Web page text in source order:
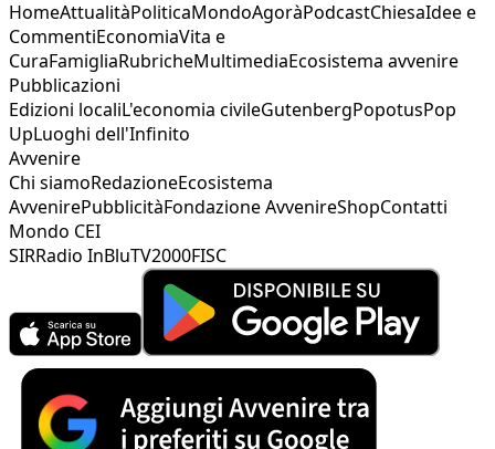
HomeAttualitàPoliticaMondoAgoràPodcastChiesaIdee e
CommentiEconomiaVita e
CuraFamigliaRubricheMultimediaEcosistema avvenire
Pubblicazioni
Edizioni localiL'economia civileGutenbergPopotusPop
UpLuoghi dell'Infinito
Avvenire
Chi siamoRedazioneEcosistema
AvvenirePubblicitàFondazione AvvenireShopContatti
Mondo CEI
SIRRadio InBluTV2000FISC